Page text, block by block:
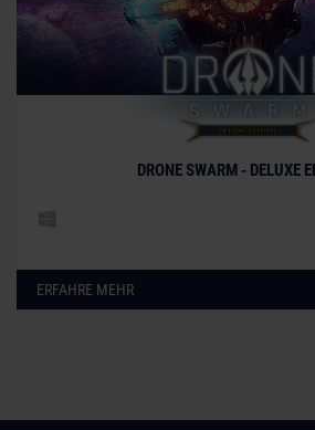
© [Translate to German:]
DRONE SWARM - DELUXE
ERFAHRE MEHR